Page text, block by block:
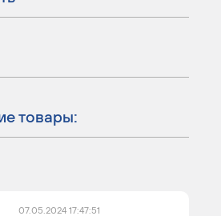
товары:
07.05.2024 17:47:51